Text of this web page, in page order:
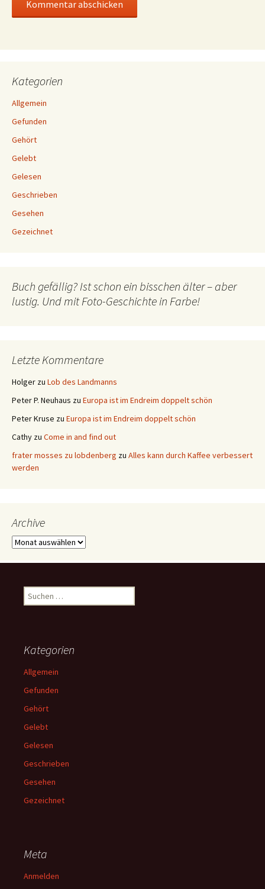
Kategorien
Allgemein
Gefunden
Gehört
Gelebt
Gelesen
Geschrieben
Gesehen
Gezeichnet
Buch gefällig? Ist schon ein bisschen älter – aber
lustig. Und mit Foto-Geschichte in Farbe!
Letzte Kommentare
Holger zu Lob des Landmanns
Peter P. Neuhaus zu Europa ist im Endreim doppelt schön
Peter Kruse zu Europa ist im Endreim doppelt schön
Cathy zu Come in and find out
frater mosses zu lobdenberg zu Alles kann durch Kaffee verbessert
werden
Archive
Archive
Suchen
nach:
Kategorien
Allgemein
Gefunden
Gehört
Gelebt
Gelesen
Geschrieben
Gesehen
Gezeichnet
Meta
Anmelden